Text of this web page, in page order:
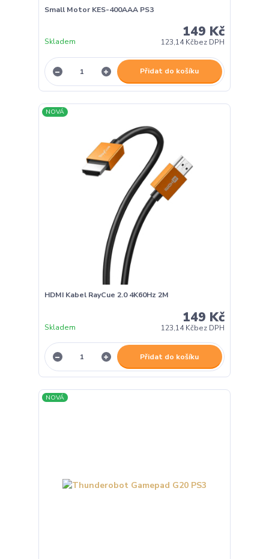
Small Motor KES-400AAA PS3
149 Kč
123,14 Kčbez DPH
Skladem
Přidat do košíku
NOVÁ
HDMI Kabel RayCue 2.0 4K60Hz 2M
149 Kč
123,14 Kčbez DPH
Skladem
Přidat do košíku
NOVÁ